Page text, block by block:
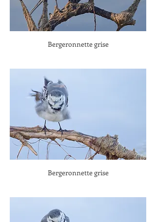
Bergeronnette grise
Bergeronnette grise